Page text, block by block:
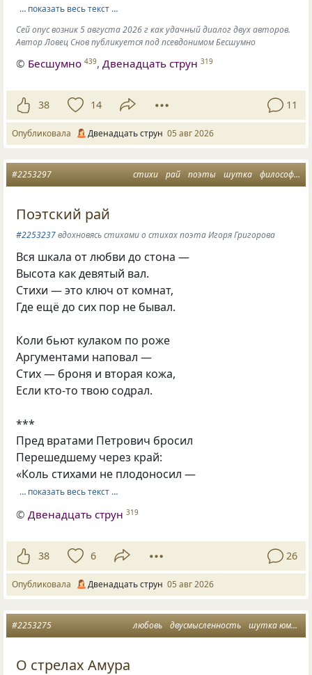
… показать весь текст …
Сей опус возник 5 августа 2026 г как удачный диалог двух авторов.
Автор Ловец Снов публикуется под псевдонимом Бесшумно
© Бесшумно 439,Двенадцать струн 319
38 14 11
Опубликовала Двенадцать струн 05 авг 2026
стихи рай поэты шутка философская лирика
#2253297
Поэтский рай
#2253237вдохновясь стихами о стихах поэта Игоря Григорова
Вся шкала от любви до стона —
Высота как девятый вал.
Стихи — это ключ от комнат,
Где ещё до сих пор не бывал.
Коли бьют кулаком по роже
Аргументами наповал —
Стих — броня и вторая кожа,
Если кто-то твою содрал.
***
Пред вратами Петрович бросил
Перешедшему через край:
«Коль стихами не плодоносил —
… показать весь текст …
©Двенадцать струн 319
38 6 26
Опубликовала Двенадцать струн 05 авг 2026
любовь двусмысленность шутка юмора
#2253275
О стрелах Амура